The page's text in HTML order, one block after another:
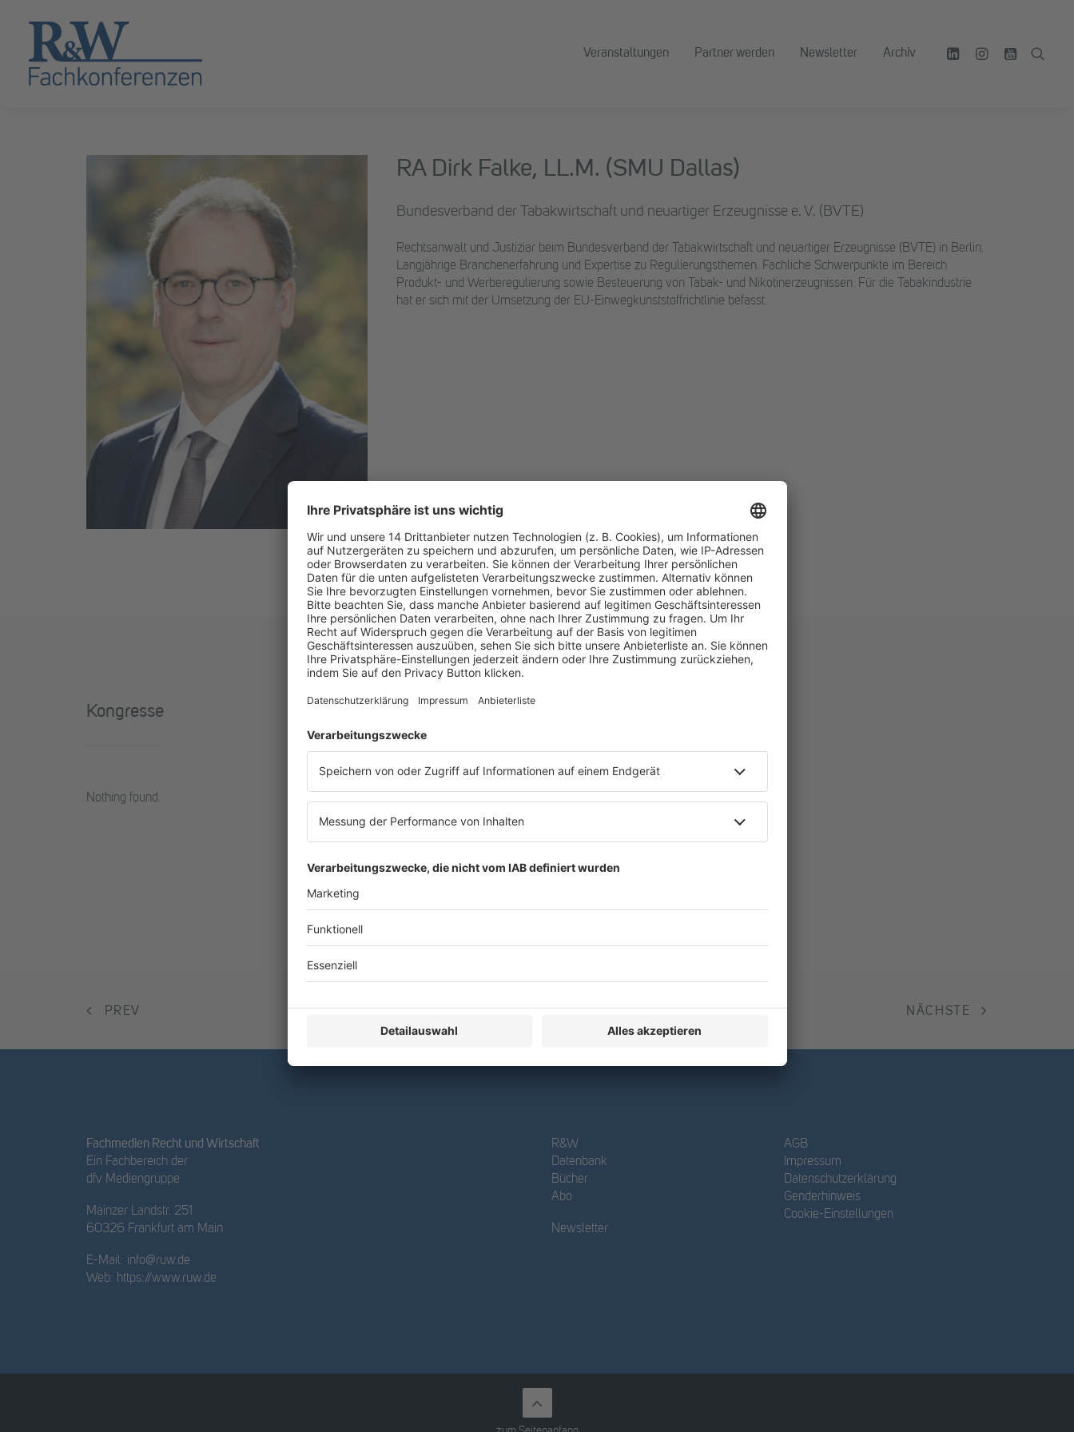
Veranstaltungen Partner werden Newsletter Archiv
RA Dirk Falke, LL.M. (SMU Dallas)
Bundesverband der Tabakwirtschaft und neuartiger Erzeugnisse e. V. (BVTE)
Rechtsanwalt und Justiziar beim Bundesverband der Tabakwirtschaft und neuartiger Erzeugnisse (BVTE) in Berlin.
Langjährige Branchenerfahrung und Expertise zu Regulierungsthemen. Fachliche Schwerpunkte im Bereich
Produkt- und Werberegulierung sowie Besteuerung von Tabak- und Nikotinerzeugnissen. Für die Tabakindustrie
hat er sich mit der Umsetzung der EU-Einwegkunststoffrichtlinie befasst.
Kongresse
Nothing found.
PREV NÄCHSTE
Fachmedien Recht und Wirtschaft
Ein Fachbereich der
dfv Mediengruppe
Mainzer Landstr. 251
60326 Frankfurt am Main
E-Mail: info@ruw.de
Web: https://www.ruw.de
R&W
Datenbank
Bücher
Abo
Newsletter
AGB
Impressum
Datenschutzerklärung
Genderhinweis
Cookie-Einstellungen